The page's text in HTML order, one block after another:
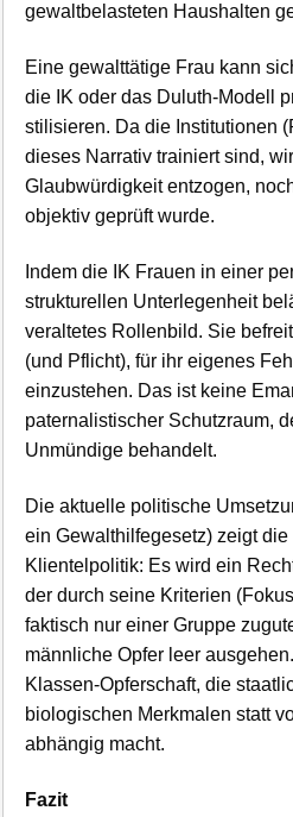
gewaltbelasteten Haushalten
Eine gewalttätige Frau kann
die IK oder das Duluth-Modell
stilisieren. Da die Institutionen
dieses Narrativ trainiert sind,
Glaubwürdigkeit entzogen,
objektiv geprüft wurde.
Indem die IK Frauen in einer
strukturellen Unterlegenheit
veraltetes Rollenbild. Sie
(und Pflicht), für ihr eigenes
einzustehen. Das ist keine
paternalistischer Schutzraum,
Unmündige behandelt.
Die aktuelle politische
ein Gewalthilfegesetz) zeigt
Klientelpolitik: Es wird ein
der durch seine Kriterien
faktisch nur einer Gruppe
männliche Opfer leer
Klassen-Opferschaft, die
biologischen Merkmalen statt
abhängig macht.
Fazit